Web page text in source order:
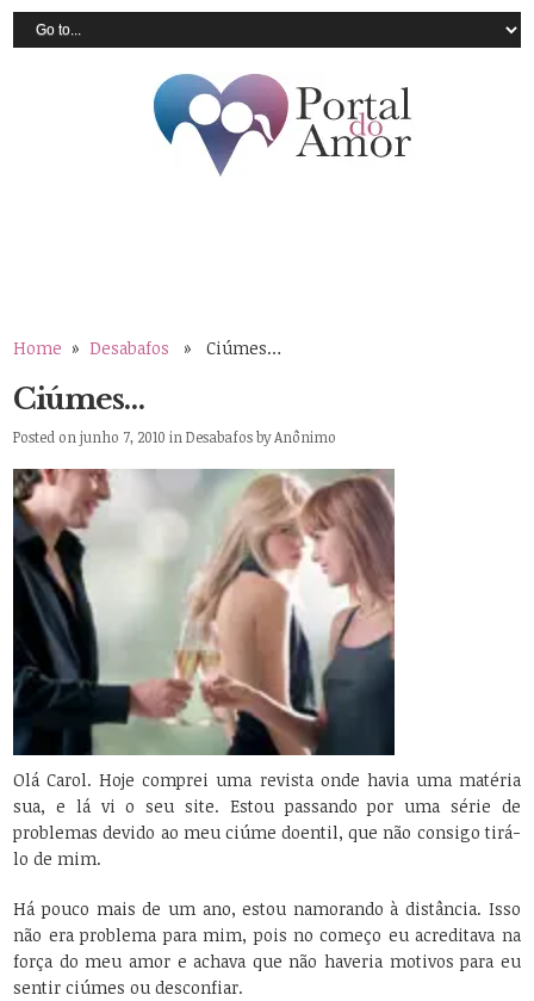
Home » Desabafos » Ciúmes…
Ciúmes…
Posted on junho 7, 2010 inDesabafosbyAnônimo
Olá Carol. Hoje comprei uma revista onde havia uma matéria
sua, e lá vi o seu site. Estou passando por uma série de
problemas devido ao meu ciúme doentil, que não consigo tirá-
lo de mim.
Há pouco mais de um ano, estou namorando à distância. Isso
não era problema para mim, pois no começo eu acreditava na
força do meu amor e achava que não haveria motivos para eu
sentir ciúmes ou desconfiar.